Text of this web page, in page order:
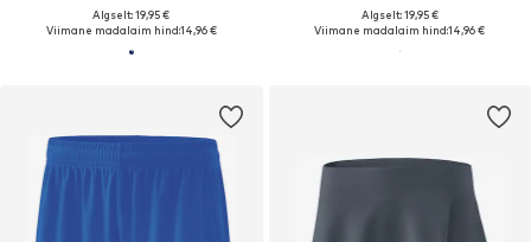
Algselt: 19,95 €
Viimane madalaim hind:14,96 €
Algselt: 19,95 €
Viimane madalaim hind:14,96 €